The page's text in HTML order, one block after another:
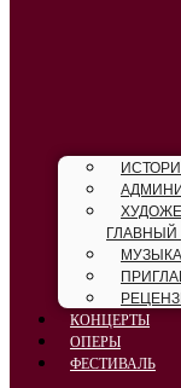
КОНЦЕРТЫ
ОПЕРЫ
ФЕСТИВАЛЬ